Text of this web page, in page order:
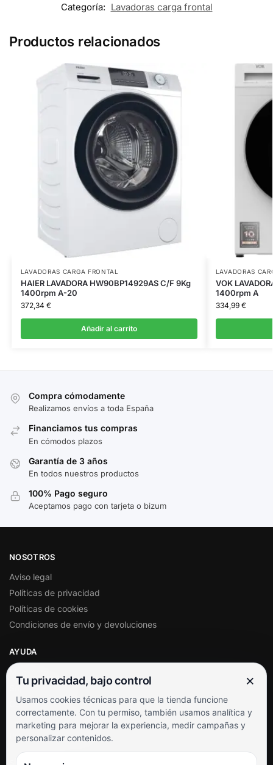
Categoría: Lavadoras carga frontal
Productos relacionados
LAVADORAS CARGA FRONTAL
HAIER LAVADORA HW90BP14929AS C/F 9Kg
1400rpm A-20
372,34 €
Añadir al carrito
LAVADORAS
VOK
1400rpm A
334,99 €
Compra cómodamente
Realizamos envíos a toda España
Financiamos tus compras
En cómodos plazos
Garantía de 3 años
En todos nuestros productos
100% Pago seguro
Aceptamos pago con tarjeta o bizum
NOSOTROS
Aviso legal
Políticas de privacidad
Políticas de cookies
Condiciones de envío y devoluciones
AYUDA
Soporte al cliente
Contacto
Términos y condiciones
Preguntas frecuentes
SÍGUENOS
Tu privacidad, bajo control ×
Usamos cookies técnicas para que la tienda funcione
correctamente. Con tu permiso, también usamos analítica y
marketing para mejorar la experiencia, medir campañas y
personalizar contenidos.